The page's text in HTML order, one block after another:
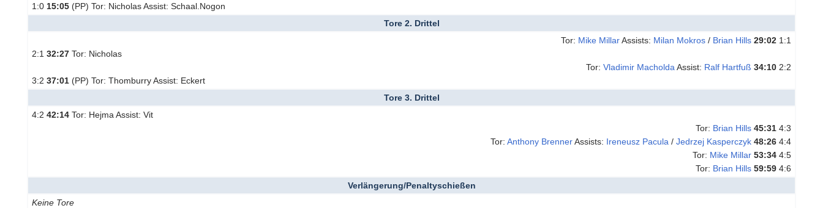
1:0 15:05(PP) Tor: Nicholas Assist: Schaal.Nogon
Tore 2. Drittel
Tor: Mike MillarAssists: Milan Mokros / Brian Hills 29:02 1:1
2:1 32:27Tor: Nicholas
Tor:Vladimir Macholda Assist: Ralf Hartfuß 34:10 2:2
3:2 37:01(PP) Tor: Thomburry Assist: Eckert
Tore 3. Drittel
4:2 42:14Tor: Hejma Assist: Vit
Tor: Brian Hills 45:31 4:3
Tor:Anthony BrennerAssists: Ireneusz Pacula /Jedrzej Kasperczyk 48:26 4:4
Tor: Mike Millar 53:34 4:5
Tor: Brian Hills 59:59 4:6
Verlängerung/Penaltyschießen
Keine Tore